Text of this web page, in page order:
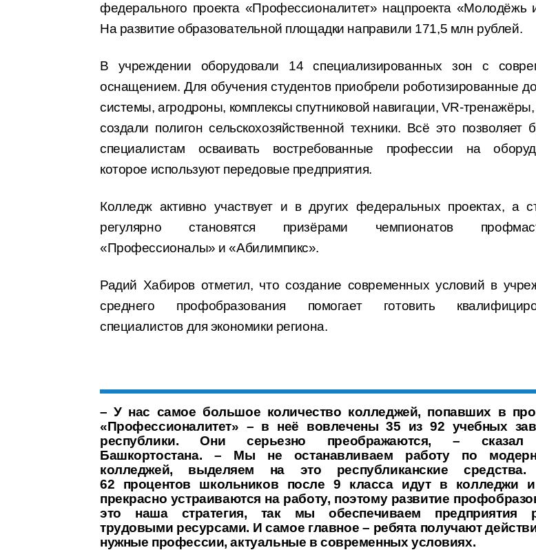
федерального проекта «Профессионалитет» нацпроекта «Молодёжь
На развитие образовательной площадки направили 171,5 млн рублей.
В учреждении оборудовали 14 специализированных зон с
оснащением. Для обучения студентов приобрели роботизированные
системы, агродроны, комплексы спутниковой навигации, VR-тренажёры,
создали полигон сельскохозяйственной техники. Всё это позволяет
специалистам осваивать востребованные профессии на
которое используют передовые предприятия.
Колледж активно участвует и в других федеральных проектах, а
регулярно становятся призёрами чемпионатов
«Профессионалы» и «Абилимпикс».
Радий Хабиров отметил, что создание современных условий в
среднего профобразования помогает готовить
специалистов для экономики региона.
– У нас самое большое количество колледжей, попавших в
«Профессионалитет» – в неё вовлечены 35 из 92 учебных
республики. Они серьезно преображаются, – сказал
Башкортостана. – Мы не останавливаем работу по
колледжей, выделяем на это республиканские средства.
62 процентов школьников после 9 класса идут в колледжи
прекрасно устраиваются на работу, поэтому развитие
это наша стратегия, так мы обеспечиваем предприятия
трудовыми ресурсами. И самое главное – ребята получают
нужные профессии, актуальные в современных условиях.